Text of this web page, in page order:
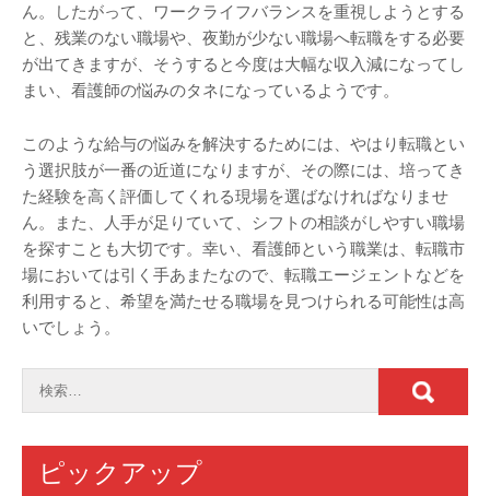
ん。したがって、ワークライフバランスを重視しようとする
と、残業のない職場や、夜勤が少ない職場へ転職をする必要
が出てきますが、そうすると今度は大幅な収入減になってし
まい、看護師の悩みのタネになっているようです。
このような給与の悩みを解決するためには、やはり転職とい
う選択肢が一番の近道になりますが、その際には、培ってき
た経験を高く評価してくれる現場を選ばなければなりませ
ん。また、人手が足りていて、シフトの相談がしやすい職場
を探すことも大切です。幸い、看護師という職業は、転職市
場においては引く手あまたなので、転職エージェントなどを
利用すると、希望を満たせる職場を見つけられる可能性は高
いでしょう。
ピックアップ